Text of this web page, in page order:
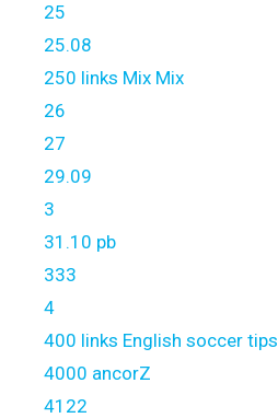
25
25.08
250 links Mix Mix
26
27
29.09
3
31.10 pb
333
4
400 links English soccer tips
4000 ancorZ
4122